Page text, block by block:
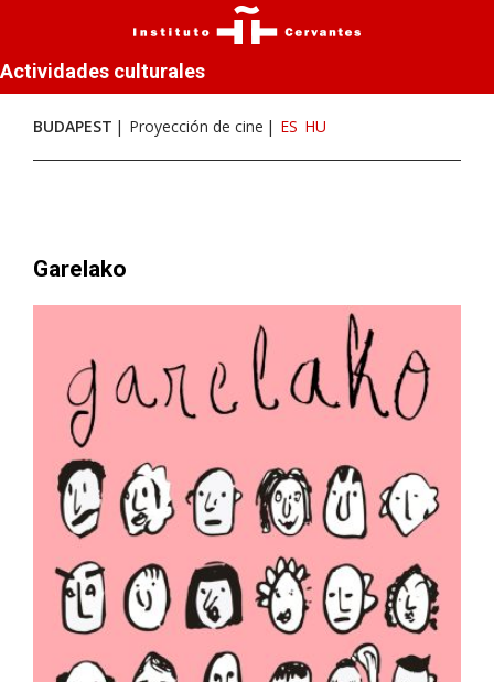
Actividades culturales
BUDAPEST Proyección de cine ES HU
Garelako